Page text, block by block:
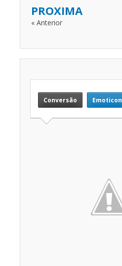
PROXIMA
« Anterior
Conversão Emoticon